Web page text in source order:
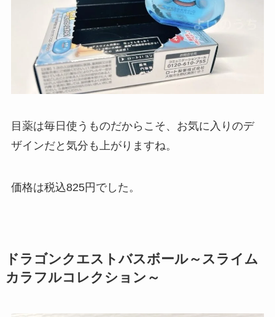
目薬は毎日使うものだからこそ、お気に入りのデ
ザインだと気分も上がりますね。
価格は税込825円でした。
ドラゴンクエストバスボール～スライム
カラフルコレクション～